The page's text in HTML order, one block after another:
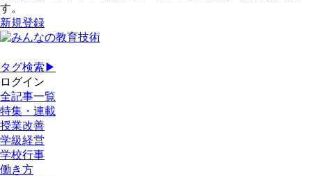
す。
新規登録
タグ検索▶
ログイン
全記事一覧
特集・連載
授業改善
学級経営
学校行事
働き方